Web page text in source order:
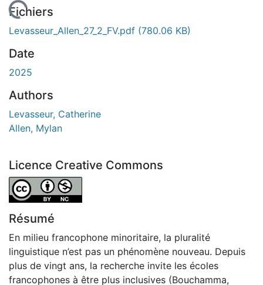
Fichiers
Levasseur_Allen_27_2_FV.pdf (780.06 KB)
Date
2025
Authors
Levasseur, Catherine
Allen, Mylan
Licence Creative Commons
Attribution-NonCommercial 4.0 International
Résumé
En milieu francophone minoritaire, la pluralité
linguistique n’est pas un phénomène nouveau. Depuis
plus de vingt ans, la recherche invite les écoles
francophones à être plus inclusives (Bouchamma,